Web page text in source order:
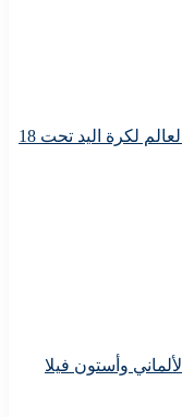
نتيجة مباراة مصر والصين فى كأس العالم لكرة اليد تحت 18
وأستون فيلا